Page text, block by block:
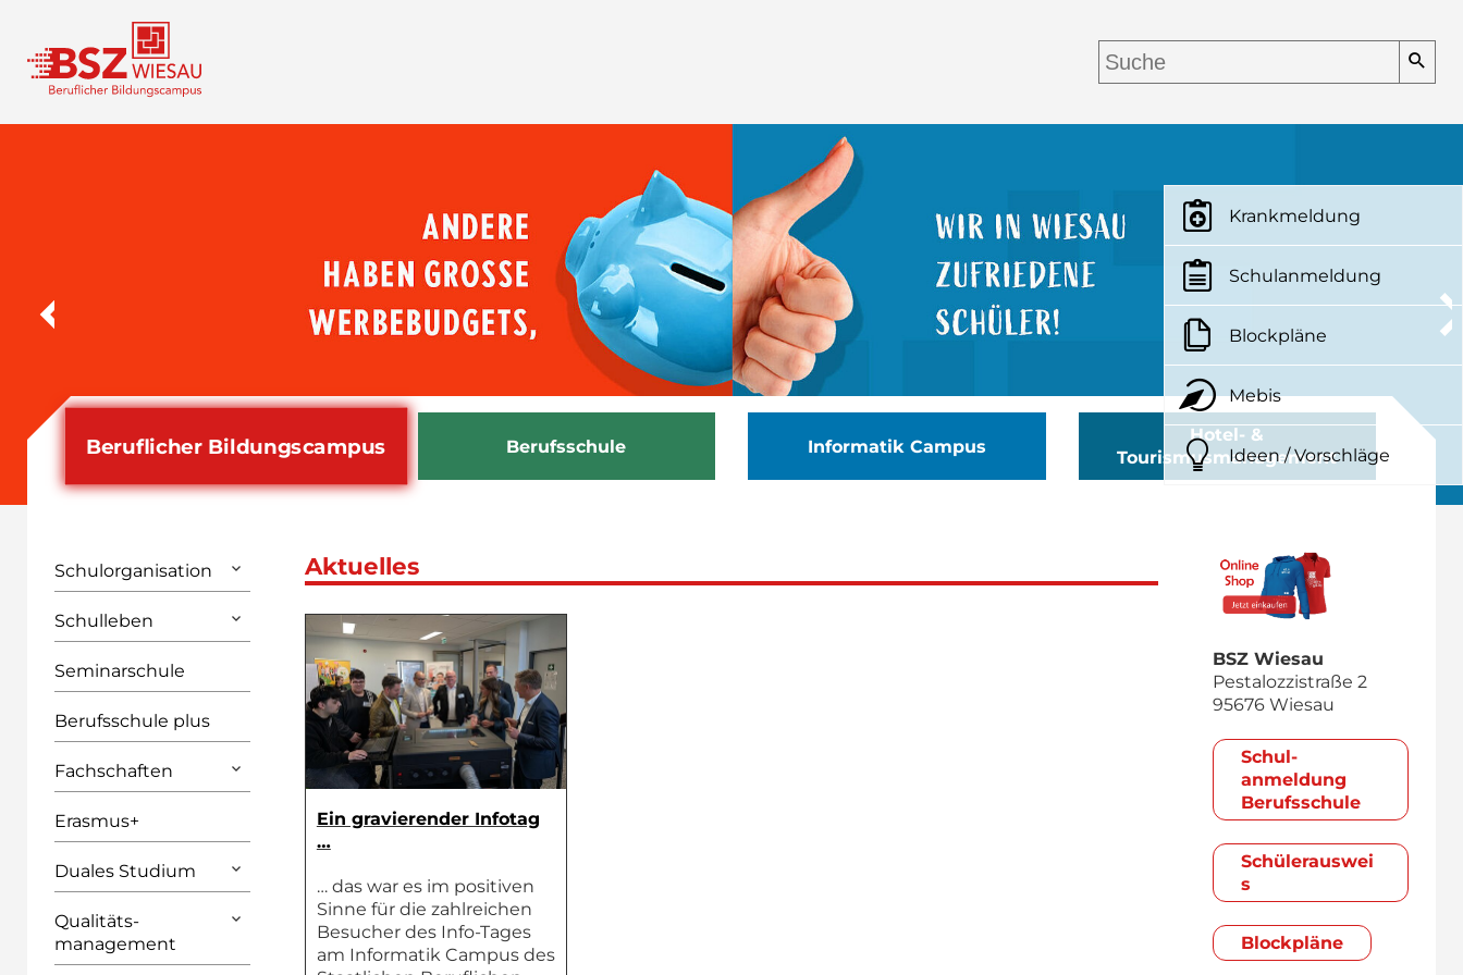
Beruflicher Bildungs­campus Berufsschule Informatik Campus
Hotel- &
Tourismusmanagement
Krankmeldung
Schulanmeldung
Blockpläne
Mebis
Ideen / Vorschläge
Schulorganisation
Schulleben
Seminarschule
Berufsschule plus
Fachschaften
Erasmus+
Duales Studium
Qualitäts­
management
Aktuelles
Ein gravierender Infotag
…
… das war es im positiven
Sinne für die zahlreichen
Besucher des Info-Tages
am Informatik Campus des
BSZ Wiesau
Pestalozzistraße 2
95676 Wiesau
Schul­
anmeldung
Berufsschule
Schülerauswei
s
Blockpläne